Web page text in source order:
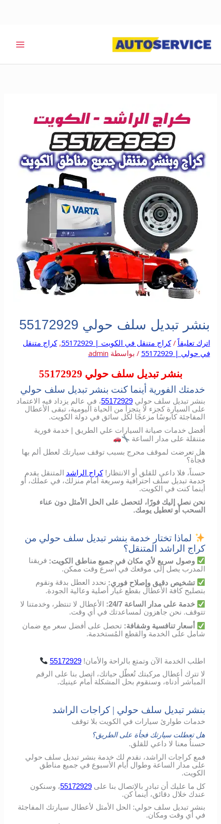
إلى
بنشر تبديل سلف حولي 55172929
اترك تعليقاً /كراج متنقل في الكويت | 55172929 ,كراج متنقل
في حولي | 55172929
/ بواسطة admin
بنشر تبديل سلف حولي 55172929
خدمتك الفورية أينما كنت بنشر تبديل سلف حولي
بنشر تبديل سلف حولي55172929، في عالم يزداد فيه الاعتماد
على السيارة كجزء لا يتجزأ من الحياة اليومية، تبقى الأعطال
المفاجئة كابوسًا مزعجًا لكل سائق في دولة الكويت.
أفضل خدمات صيانة السيارات علي الطريق | خدمة فورية
متنقلة على مدار الساعة
هل تعرضت لموقف محرج بسبب توقف سيارتك لعطل ألم بها
فجأة؟
حسناً، فلا داعي للقلق أو الانتظار!كراج الراشد المتنقل يقدم
خدمة تبديل سلف احترافية وسريعة أمام منزلك، في عملك، أو
أينما كنت في الكويت.
نحن نصل إليك فورًا، لتحصل على الحل الأمثل دون عناء
السحب أو تعطيل يومك.
لماذا تختار خدمة بنشر تبديل سلف حولي من
كراج الراشد المتنقل؟
وصول سريع لأي مكان في جميع مناطق الكويت: فريقنا
المدرب يصل إلى موقعك في أسرع وقت ممكن.
تشخيص دقيق وإصلاح فوري: نحدد العطل بدقة ونقوم
بتصليح كافة الأعطال بقطع غيار أصلية وعالية الجودة.
خدمة على مدار الساعة 24/7: الأعطال لا تنتظر، وخدمتنا لا
تتوقف. نحن جاهزون لمساعدتك في أي وقت.
أسعار تنافسية وشفافة: تحصل على أفضل سعر مع ضمان
شامل على الخدمة والقطع المُستخدمة.
اطلب الخدمة الآن وتمتع بالراحة والأمان!
55172929
لا تترك أعطال مركبتك تُعطّل حياتك، اتصل بنا على الرقم
المباشر أدناه، وسنقوم بحل المشكلة أمام عينيك.
بنشر تبديل سلف حولي | كراجات الراشد
خدمات طوارئ سيارات في الكويت بلا توقف
هل تعطلت سيارتك فجأة على الطريق؟
حسناُ معنا لا داعي للقلق.
فمع كراجات الراشد، نقدم لك خدمة بنشر تبديل سلف حولي
على مدار الساعة وطوال أيام الأسبوع في جميع مناطق
الكويت.
كل ما عليك أن تبادر بالإتصال بنا على55172929، وسنكون
عندك خلال دقائق، أينما كن.
بنشر تبديل سلف حولي: الحل الأمثل لأعطال سيارتك المفاجئة
في أي وقت ومكان.